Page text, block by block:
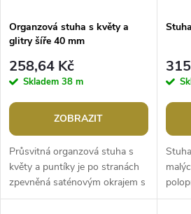
p
r
o
d
u
s
p
r
o
d
u
Organzová stuha s květy a
glitry šíře 40 mm
258,64 Kč
Skladem 38 m
ZOBRAZIT
Průsvitná organzová stuha s
květy a puntíky je po stranách
zpevněná saténovým okrajem s
obloučky. Je pevná,